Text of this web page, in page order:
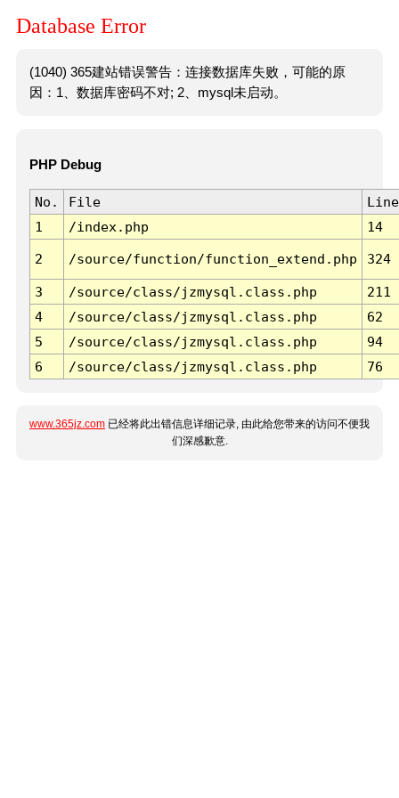
Database Error
(1040) 365建站错误警告：连接数据库失败，可能的原
因：1、数据库密码不对; 2、mysql未启动。
PHP Debug
No. File
Line
1
/index.php 14
2 /source/function/function_extend.php 324
3 /source/class/jzmysql.class.php
211
4
/source/class/jzmysql.class.php
62
5
/source/class/jzmysql.class.php
94
6
/source/class/jzmysql.class.php 76
www.365jz.com 已经将此出错信息详细记录, 由此给您带来的访问不便我
们深感歉意.